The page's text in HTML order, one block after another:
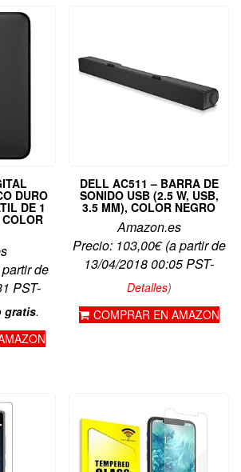
DURO
DE 1
de
PST-
gratis.
DELL AC511 – BARRA DE
SONIDO USB (2.5 W, USB,
3.5 MM), COLOR NEGRO
Amazon.es
Precio: 103,00€(a partir de
13/04/2018 00:05 PST-
Detalles)
COMPRAR EN AMAZON